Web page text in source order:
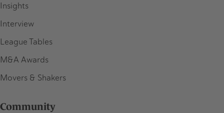
Insights
Interview
League Tables
M&A Awards
Movers & Shakers
Community